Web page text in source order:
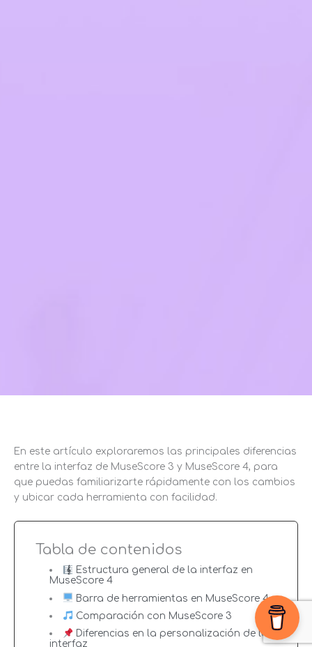
En este artículo exploraremos las principales diferencias
entre la interfaz de MuseScore 3 y MuseScore 4, para
que puedas familiarizarte rápidamente con los cambios
y ubicar cada herramienta con facilidad.
Tabla de contenidos
Estructura general de la interfaz en
MuseScore 4
Barra de herramientas en MuseScore 4
Comparación con MuseScore 3
Diferencias en la personalización de la
interfaz